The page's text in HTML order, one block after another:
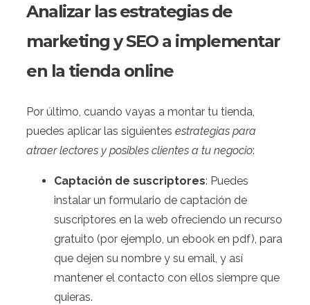
Analizar las estrategias de
marketing y SEO a implementar
en la tienda online
Por último, cuando vayas a montar tu tienda,
puedes aplicar las siguientes estrategias para
atraer lectores y posibles clientes a tu negocio:
Captación de suscriptores: Puedes
instalar un formulario de captación de
suscriptores en la web ofreciendo un recurso
gratuito (por ejemplo, un ebook en pdf), para
que dejen su nombre y su email, y así
mantener el contacto con ellos siempre que
quieras.